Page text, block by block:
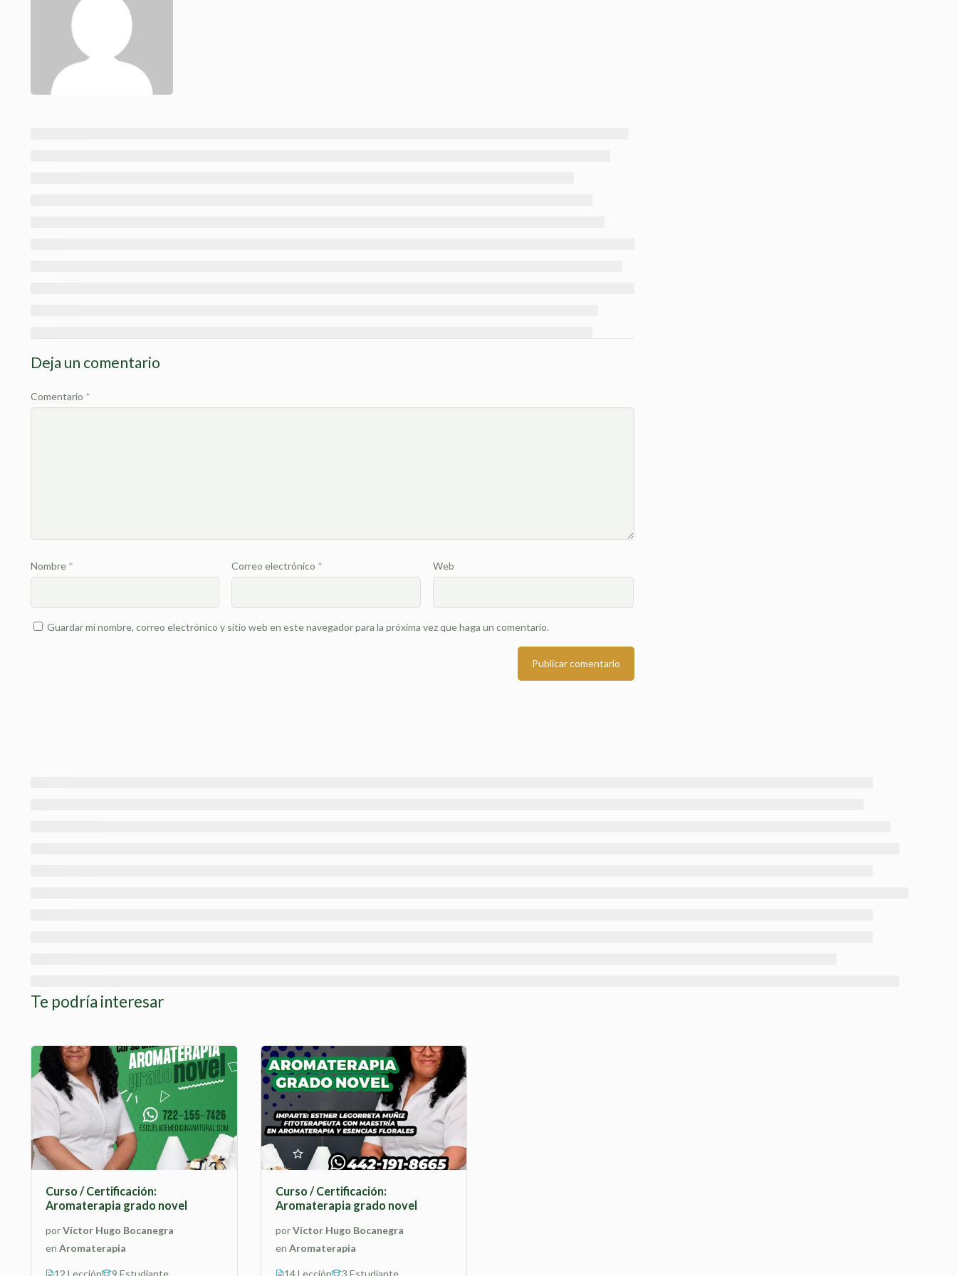
Deja un comentario
Comentario *
Nombre * Correo electrónico * Web
Guardar mi nombre, correo electrónico y sitio web en este navegador para la próxima vez que haga un comentario.
Te podría interesar
Curso / Certificación:
Aromaterapia grado novel
porVíctor Hugo Bocanegra
en Aromaterapia
Curso / Certificación:
Aromaterapia grado novel
por Víctor Hugo Bocanegra
en Aromaterapia